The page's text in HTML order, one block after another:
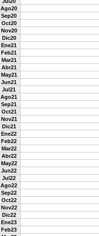
Ago20
Sep20
Oct20
Nov20
Dic20
Ene21
Feb21
Mar21
Abr21
May21
Jun21
Jul21
Ago21
Sep21
Oct21
Nov21
Dic21
Ene22
Feb22
Mar22
Abr22
May22
Jun22
Jul22
Ago22
Sep22
Oct22
Nov22
Dic22
Ene23
Feb23